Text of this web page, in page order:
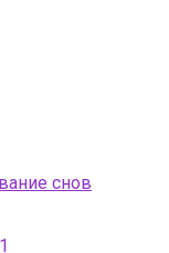
снов